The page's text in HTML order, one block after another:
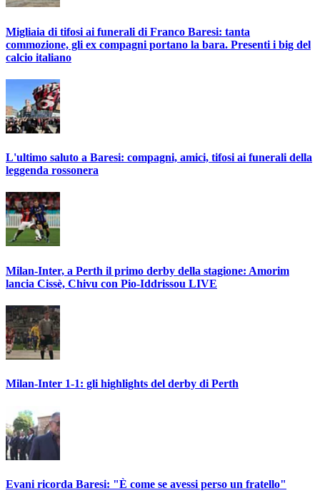
Migliaia di tifosi ai funerali di Franco Baresi: tanta
commozione, gli ex compagni portano la bara. Presenti i big del
calcio italiano
L'ultimo saluto a Baresi: compagni, amici, tifosi ai funerali della
leggenda rossonera
Milan-Inter, a Perth il primo derby della stagione: Amorim
lancia Cissè, Chivu con Pio-Iddrissou LIVE
Milan-Inter 1-1: gli highlights del derby di Perth
Evani ricorda Baresi: "È come se avessi perso un fratello"